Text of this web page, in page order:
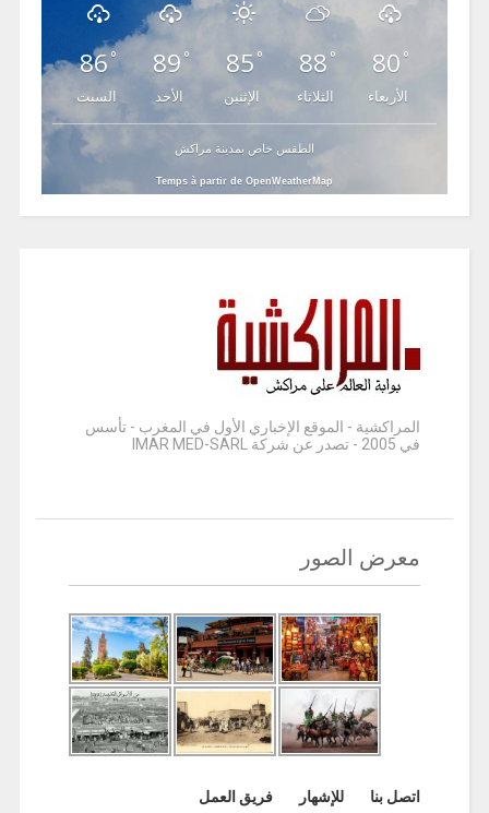
86°
السبت
89 °
الأحد
85°
الإثنين
88 °
الثلاثاء
80 °
الأربعاء
الطقس خاص بمدينة مراكش
Temps à partir de OpenWeatherMap
المراكشية - الموقع الإخباري الأول في المغرب - تأسس
في 2005 - تصدر عن شركة IMAR MED-SARL
معرض الصور
اتصل بنا للإشهار فريق العمل